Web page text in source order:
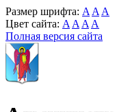
Размер шрифта: A A A
Цвет сайта: A A A A
Полная версия сайта